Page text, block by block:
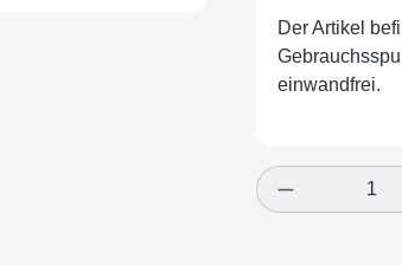
Der Artikel
einwandfrei.
Produkt